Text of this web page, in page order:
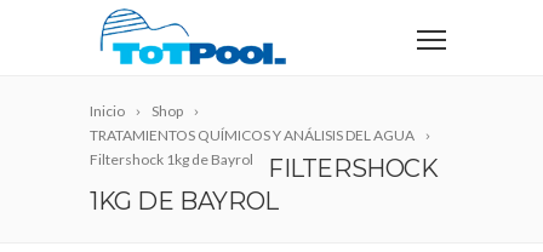
Inicio
Shop
TRATAMIENTOS QUÍMICOS Y ANÁLISIS DEL AGUA
Filtershock 1kg de Bayrol
FILTERSHOCK
1KG DE BAYROL